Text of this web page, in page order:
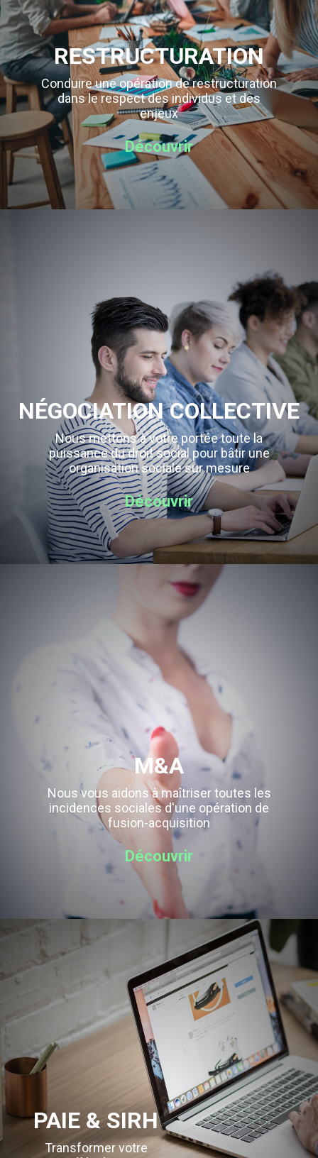
RESTRUCTURATION
Conduire une opération de restructuration
dans le respect des individus et des
enjeux
Découvrir
NÉGOCIATION COLLECTIVE
Nous mettons à votre portée toute la
puissance du droit social pour bâtir une
organisation sociale sur mesure
Découvrir
M&A
Nous vous aidons à maîtriser toutes les
incidences sociales d'une opération de
fusion-acquisition
Découvrir
PAIE & SIRH
Transformer votre